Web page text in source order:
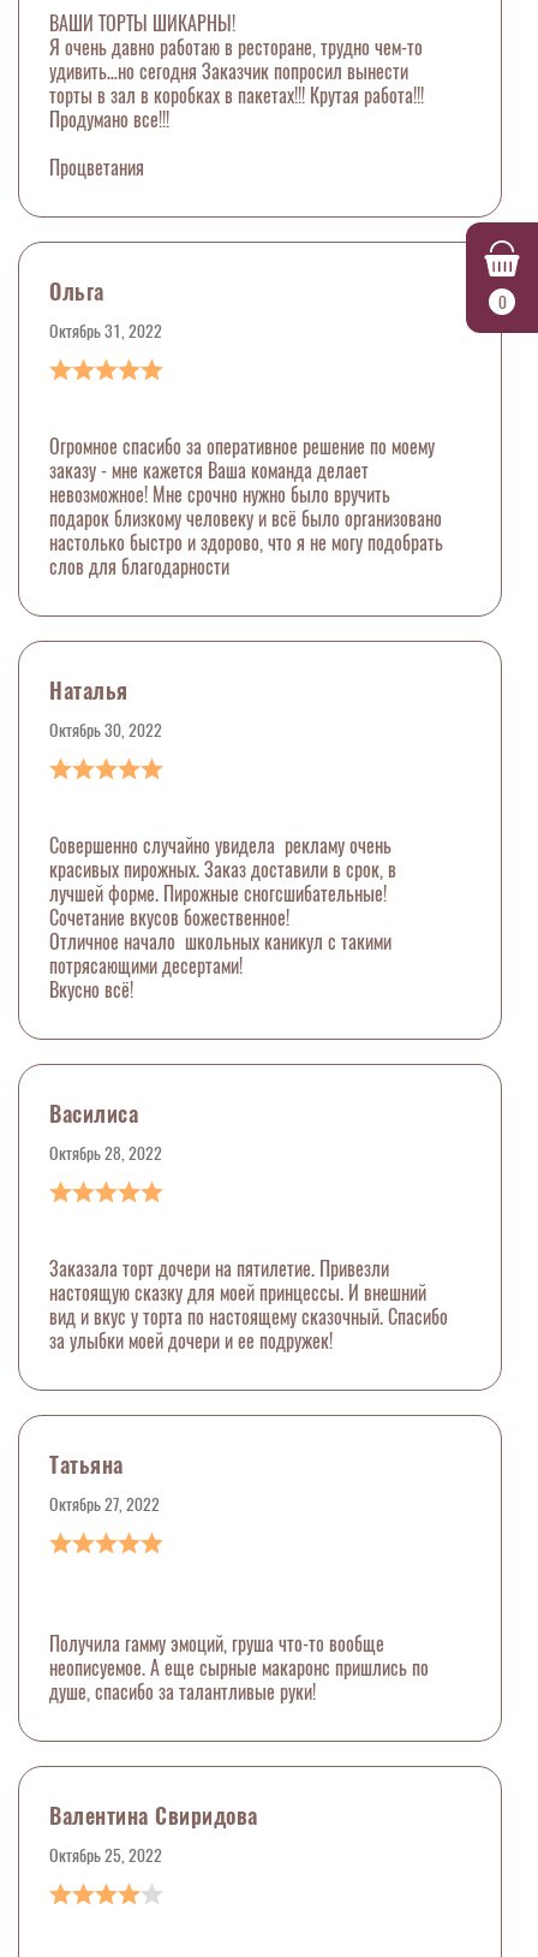
0
ВАШИ ТОРТЫ ШИКАРНЫ!
Я очень давно работаю в ресторане, трудно чем-то
удивить…но сегодня Заказчик попросил вынести
торты в зал в коробках в пакетах!!! Крутая работа!!!
Продумано все!!!
Процветания
Ольга
Октябрь 31, 2022
Огромное спасибо за оперативное решение по моему
заказу - мне кажется Ваша команда делает
невозможное! Мне срочно нужно было вручить
подарок близкому человеку и всё было организовано
настолько быстро и здорово, что я не могу подобрать
слов для благодарности
Наталья
Октябрь 30, 2022
Совершенно случайно увидела рекламу очень
красивых пирожных. Заказ доставили в срок, в
лучшей форме. Пирожные сногсшибательные!
Сочетание вкусов божественное!
Отличное начало школьных каникул с такими
потрясающими десертами!
Вкусно всё!
Василиса
Октябрь 28, 2022
Заказала торт дочери на пятилетие. Привезли
настоящую сказку для моей принцессы. И внешний
вид и вкус у торта по настоящему сказочный. Спасибо
за улыбки моей дочери и ее подружек!
Татьяна
Октябрь 27, 2022
Получила гамму эмоций, груша что-то вообще
неописуемое. А еще сырные макаронс пришлись по
душе, спасибо за талантливые руки!
Валентина Свиридова
Октябрь 25, 2022